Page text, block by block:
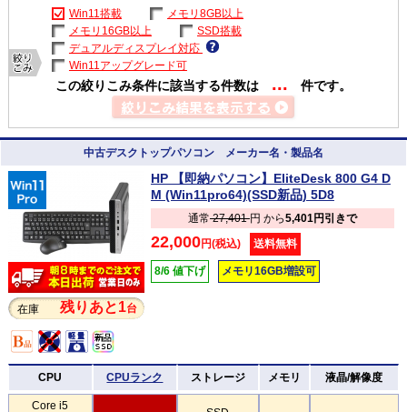
Win11搭載
メモリ8GB以上
メモリ16GB以上
SSD搭載
デュアルディスプレイ対応
Win11アップグレード可
この絞りこみ条件に該当する件数は ... 件です。
中古デスクトップパソコン メーカー名・製品名
在庫 残りあと1台
HP 【即納パソコン】EliteDesk 800 G4 D
M (Win11pro64)(SSD新品) 5D8
通常27,401円 から5,401円引きで
22,000円(税込) 送料無料
8/6 値下げ メモリ16GB増設可
CPU CPUランク ストレージ メモリ 液晶/解像度
Core i5